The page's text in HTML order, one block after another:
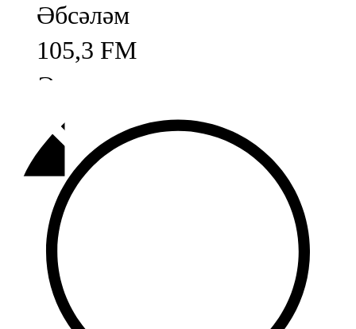
Әбсәләм
105,3 FM
Әлмәт
92,9 FM
Базарлы матак
107,1 FM
Балык бистәсе
104,9 FM
Баулы